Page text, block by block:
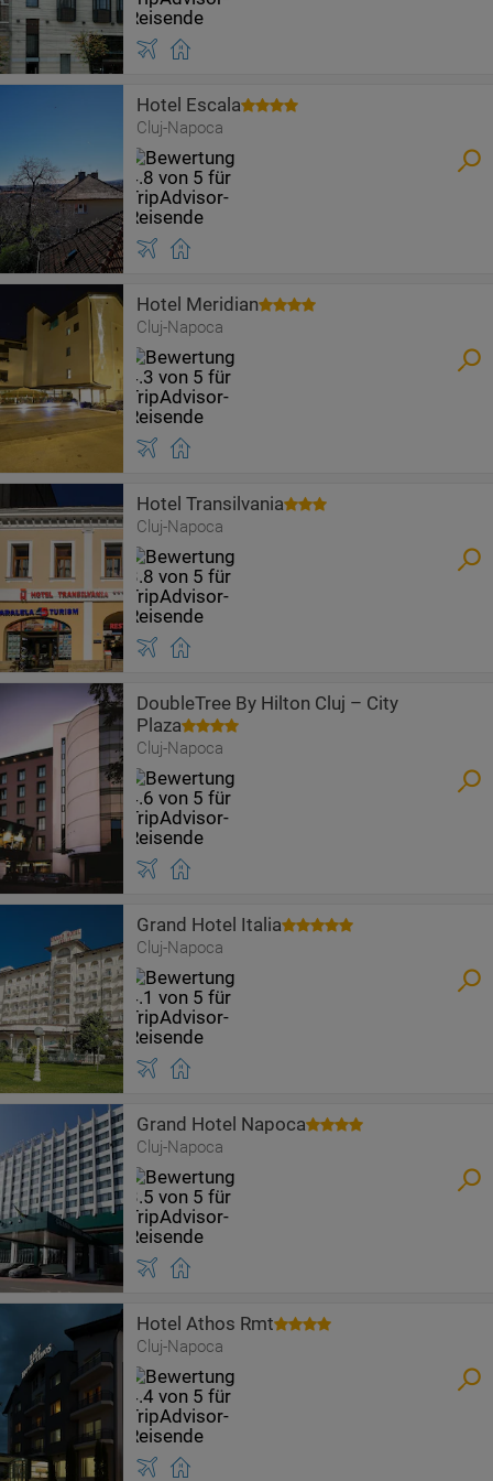
Hotel Escala
Cluj-Napoca
Hotel Meridian
Cluj-Napoca
Hotel Transilvania
Cluj-Napoca
DoubleTree By Hilton Cluj – City
Plaza
Cluj-Napoca
Grand Hotel Italia
Cluj-Napoca
Grand Hotel Napoca
Cluj-Napoca
Hotel Athos Rmt
Cluj-Napoca